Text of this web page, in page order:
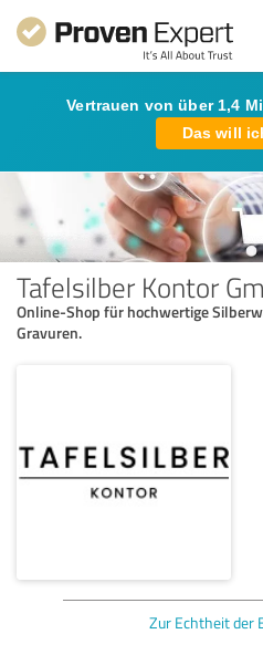
Vertrauen von über 1,4
Das will
Tafelsilber Kontor
Online-Shop für hochwertige
Gravuren.
Zur Echtheit der